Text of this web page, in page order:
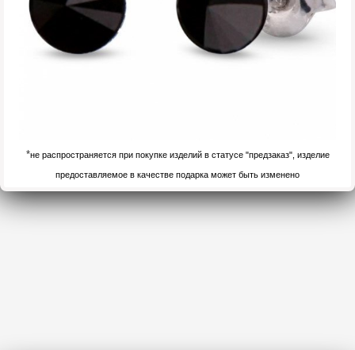
*не распространяется при покупке изделий в статусе "предзаказ", изделие
предоставляемое в качестве подарка может быть изменено